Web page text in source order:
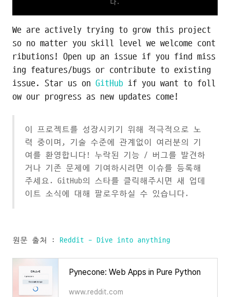
다.
We are actively trying to grow this project
so no matter you skill level we welcome cont
ributions! Open up an issue if you find miss
ing features/bugs or contribute to existing
issue. Star us on GitHub if you want to foll
ow our progress as new updates come!
이 프로젝트를 성장시키기 위해 적극적으로 노
력 중이며, 기술 수준에 관계없이 여러분의 기
여를 환영합니다! 누락된 기능 / 버그를 발견하
거나 기존 문제에 기여하시려면 이슈를 등록해
주세요. GitHub의 스타를 클릭해주시면 새 업데
이트 소식에 대해 팔로우하실 수 있습니다.
원문 출처 : Reddit - Dive into anything
Pynecone: Web Apps in Pure Python
www.reddit.com